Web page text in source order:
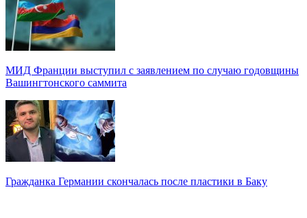
МИД Франции выступил с заявлением по случаю годовщины
Вашингтонского саммита
Гражданка Германии скончалась после пластики в Баку